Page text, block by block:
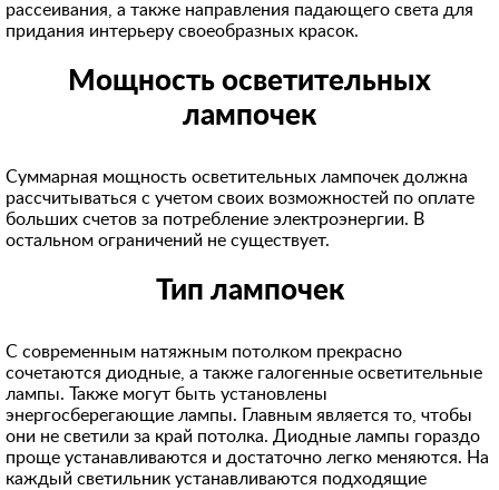
рассеивания, а также направления падающего света для
придания интерьеру своеобразных красок.
Мощность осветительных
лампочек
Суммарная мощность осветительных лампочек должна
рассчитываться с учетом своих возможностей по оплате
больших счетов за потребление электроэнергии. В
остальном ограничений не существует.
Тип лампочек
С современным натяжным потолком прекрасно
сочетаются диодные, а также галогенные осветительные
лампы. Также могут быть установлены
энергосберегающие лампы. Главным является то, чтобы
они не светили за край потолка. Диодные лампы гораздо
проще устанавливаются и достаточно легко меняются. На
каждый светильник устанавливаются подходящие